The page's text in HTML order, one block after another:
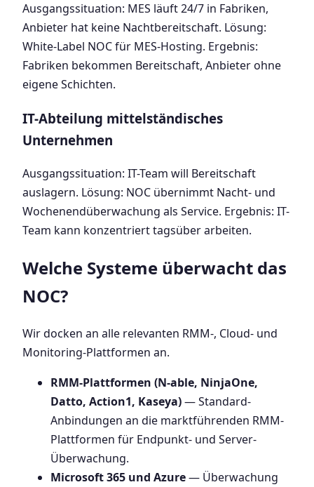
Ausgangssituation: MES läuft 24/7 in Fabriken,
Anbieter hat keine Nachtbereitschaft. Lösung:
White-Label NOC für MES-Hosting. Ergebnis:
Fabriken bekommen Bereitschaft, Anbieter ohne
eigene Schichten.
IT-Abteilung mittelständisches
Unternehmen
Ausgangssituation: IT-Team will Bereitschaft
auslagern. Lösung: NOC übernimmt Nacht- und
Wochenendüberwachung als Service. Ergebnis: IT-
Team kann konzentriert tagsüber arbeiten.
Welche Systeme überwacht das
NOC?
Wir docken an alle relevanten RMM-, Cloud- und
Monitoring-Plattformen an.
RMM-Plattformen (N-able, NinjaOne,
Datto, Action1, Kaseya)— Standard-
Anbindungen an die marktführenden RMM-
Plattformen für Endpunkt- und Server-
Überwachung.
Microsoft 365 und Azure— Überwachung